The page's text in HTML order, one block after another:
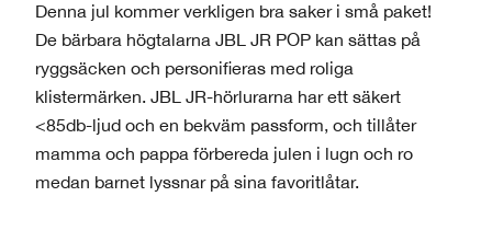
Denna jul kommer verkligen bra saker i små paket!
De bärbara högtalarna JBL JR POP kan sättas på
ryggsäcken och personifieras med roliga
klistermärken. JBL JR-hörlurarna har ett säkert
<85db-ljud och en bekväm passform, och tillåter
mamma och pappa förbereda julen i lugn och ro
medan barnet lyssnar på sina favoritlåtar.